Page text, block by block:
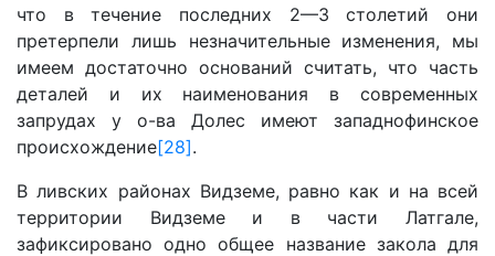
что в течение последних 2—3 столетий они
претерпели лишь незначительные изменения, мы
имеем достаточно оснований считать, что часть
деталей и их наименования в современных
запрудах у о-ва Долес имеют западнофинское
происхождение[28].
В ливских районах Видземе, равно как и на всей
территории Видземе и в части Латгале,
зафиксировано одно общее название закола для